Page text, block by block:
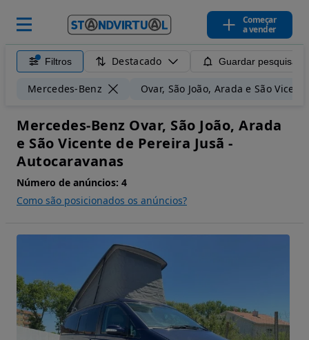
Começar
a vender
Filtros Destacado Guardar pesquisa
Mercedes-Benz Ovar, São João, Arada e São
Mercedes-Benz Ovar, São João, Arada
e São Vicente de Pereira Jusã -
Autocaravanas
Número de anúncios: 4
Como são posicionados os anúncios?